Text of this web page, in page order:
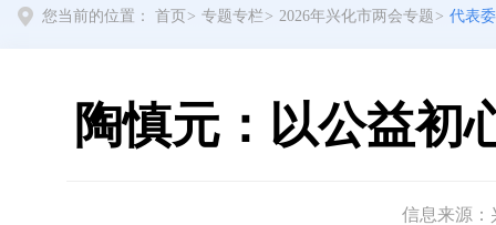
您当前的位置： 首页 > 专题专栏 > 2026年兴化市两会专题 > 代表
陶慎元：以公益初
信息来源：